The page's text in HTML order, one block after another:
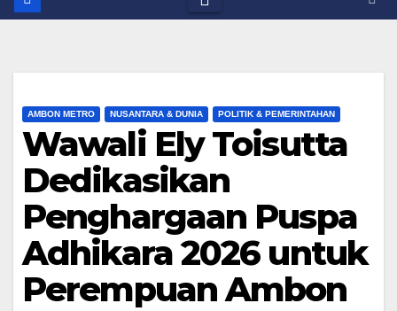
AMBON METRO NUSANTARA & DUNIA POLITIK & PEMERINTAHAN
Wawali Ely Toisutta
Dedikasikan
Penghargaan Puspa
Adhikara 2026 untuk
Perempuan Ambon